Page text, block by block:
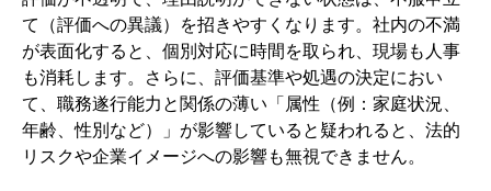
8-2. ステップ2：小さく試す（1部門パイロット→改訂→
全社展開）
8-3. ステップ3：評価者研修（基準理解／面談スキル／
フィードバックの型）
8-4. ステップ4：運用ルール整備（記録、調整会議、説
明責任、Q&A整備）
て（評価への異議）を招きやすくなります。社内の不満
が表面化すると、個別対応に時間を取られ、現場も人事
も消耗します。さらに、評価基準や処遇の決定におい
て、職務遂行能力と関係の薄い「属性（例：家庭状況、
年齢、性別など）」が影響していると疑われると、法的
リスクや企業イメージへの影響も無視できません。